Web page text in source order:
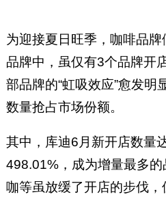
为迎接夏日旺季，咖啡品
品牌中，虽仅有3个品牌开
部品牌的“虹吸效应”愈发明
数量抢占市场份额。
其中，库迪6月新开店数量
498.01%，成为增量最多
咖等虽放缓了开店的步伐